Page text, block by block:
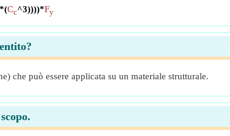
Cc^3))))*Fy
che può essere applicata su un materiale strutturale.